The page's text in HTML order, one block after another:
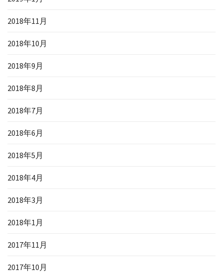
2018年11月
2018年10月
2018年9月
2018年8月
2018年7月
2018年6月
2018年5月
2018年4月
2018年3月
2018年1月
2017年11月
2017年10月